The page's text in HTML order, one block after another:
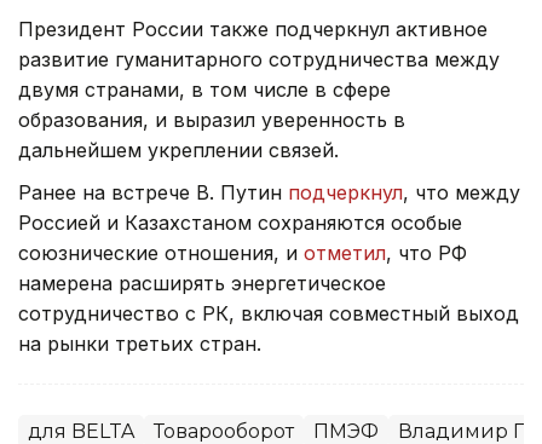
Президент России также подчеркнул активное
развитие гуманитарного сотрудничества между
двумя странами, в том числе в сфере
образования, и выразил уверенность в
дальнейшем укреплении связей.
Ранее на встрече В. Путин подчеркнул, что между
Россией и Казахстаном сохраняются особые
союзнические отношения, и отметил, что РФ
намерена расширять энергетическое
сотрудничество с РК, включая совместный выход
на рынки третьих стран.
для BELTA Товарооборот ПМЭФ Владимир